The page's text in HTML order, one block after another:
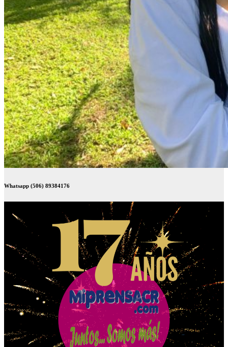
Whatsapp (506) 89384176